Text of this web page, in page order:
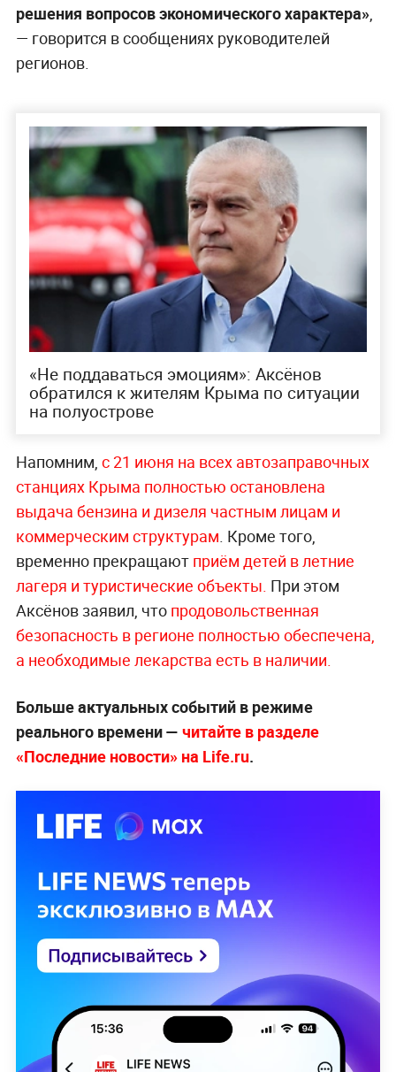
решения вопросов экономического характера»,
— говорится в сообщениях руководителей
регионов.
«Не поддаваться эмоциям»: Аксёнов
обратился к жителям Крыма по ситуации
на полуострове
Напомним, с 21 июня на всех автозаправочных
станциях Крыма полностью остановлена
выдача бензина и дизеля частным лицам и
коммерческим структурам. Кроме того,
временно прекращаютприём детей в летние
лагеря и туристические объекты. При этом
Аксёнов заявил, что продовольственная
безопасность в регионе полностью обеспечена,
а необходимые лекарства есть в наличии.
Больше актуальных событий в режиме
реального времени — читайте в разделе
«Последние новости» на Life.ru.